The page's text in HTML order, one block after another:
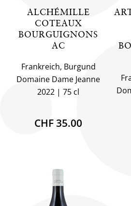
ALCHÉMILLE
COTEAUX
BOURGUIGNONS
AC
Frankreich, Burgund
Domaine Dame Jeanne
2022
75 cl
CHF 35.00